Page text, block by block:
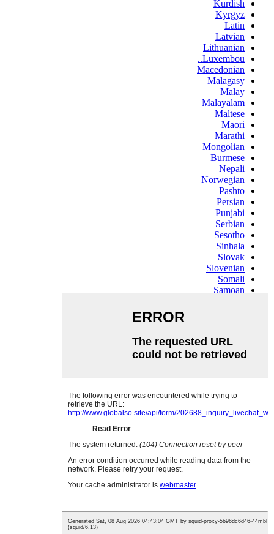
Kurdish
Kyrgyz
Latin
Latvian
Lithuanian
Luxembou..
Macedonian
Malagasy
Malay
Malayalam
Maltese
Maori
Marathi
Mongolian
Burmese
Nepali
Norwegian
Pashto
Persian
Punjabi
Serbian
Sesotho
Sinhala
Slovak
Slovenian
Somali
Samoan
Swahili
Tajik
Telugu
Ukrainian
Urdu
Welsh
Xhosa
Yiddish
Tatar
Oriya